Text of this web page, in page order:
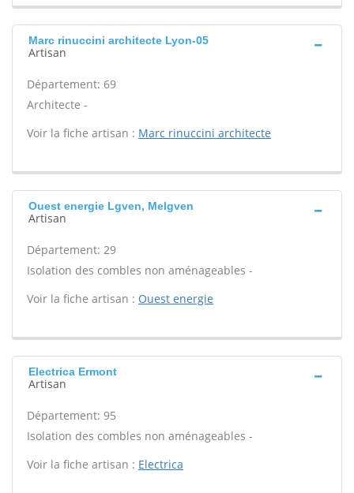
Marc rinuccini architecte Lyon-05
Artisan
Département: 69
Architecte -
Voir la fiche artisan : Marc rinuccini architecte
Ouest energie Lgven, Melgven
Artisan
Département: 29
Isolation des combles non aménageables -
Voir la fiche artisan : Ouest energie
Electrica Ermont
Artisan
Département: 95
Isolation des combles non aménageables -
Voir la fiche artisan : Electrica